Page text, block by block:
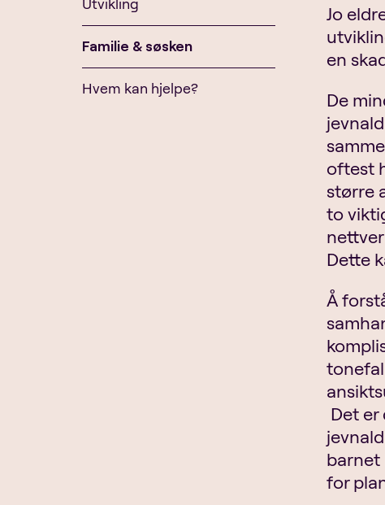
Utvikling
Familie & søsken
Hvem kan hjelpe?
Jo
en
De
oftest
større
to
Dette
Å
Det
barnet
for